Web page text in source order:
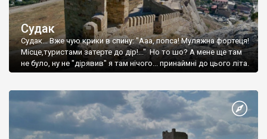
Судак
Судак... Вже чую крики в спину: "Ааа, попса! Муляжна фортеця!
Місце,туристами затерте до дір!..." Но то шо? А мене ще там
не було, ну не "дірявив" я там нічого... принаймні до цього літа.